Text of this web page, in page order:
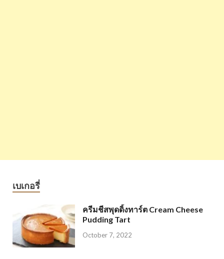
เบเกอรี่
ครีมชีสพุดดิ้งทาร์ต Cream Cheese
Pudding Tart
October 7, 2022